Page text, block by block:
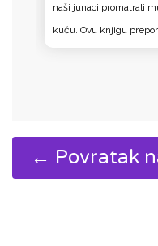
naši junaci promatrali
kuću. Ovu knjigu
← Povratak